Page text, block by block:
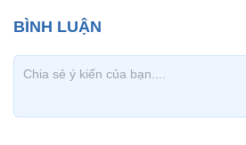
Nhậu nhiều bị gút, biến chứng
Bệnh khó nói: Thiếu nữ 20
Cách tẩy hóa chất trong măng
Mang tất đi ngủ dễ bị đông máu